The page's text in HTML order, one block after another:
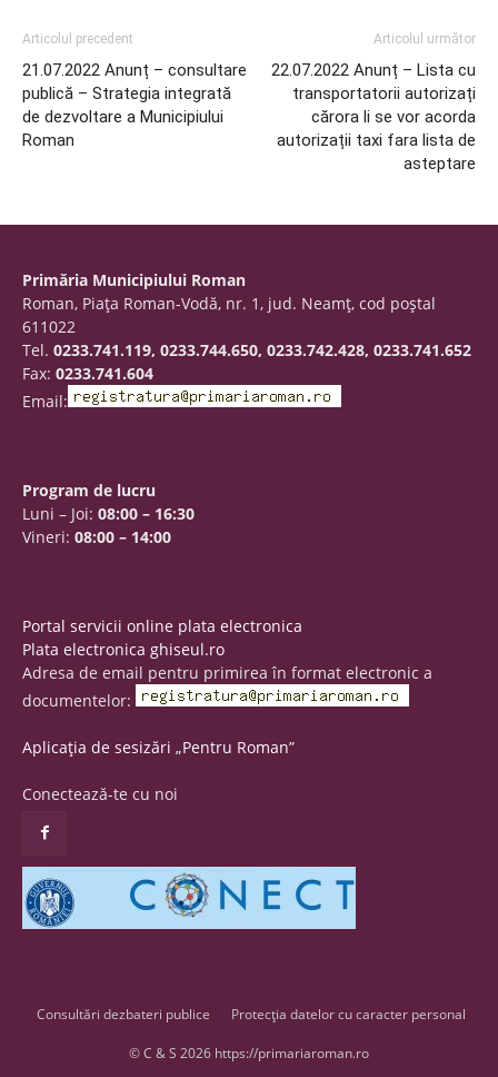
Articolul precedent
21.07.2022 Anunț – consultare
publică – Strategia integrată
de dezvoltare a Municipiului
Roman
Articolul următor
22.07.2022 Anunț – Lista cu
transportatorii autorizați
cărora li se vor acorda
autorizații taxi fara lista de
asteptare
Primăria Municipiului Roman
Roman, Piaţa Roman-Vodă, nr. 1, jud. Neamţ, cod poştal
611022
Tel. 0233.741.119, 0233.744.650, 0233.742.428, 0233.741.652
Fax: 0233.741.604
Email:
Program de lucru
Luni – Joi: 08:00 – 16:30
Vineri: 08:00 – 14:00
Portal servicii online plata electronica
Plata electronica ghiseul.ro
Adresa de email pentru primirea în format electronic a
documentelor:
Aplicația de sesizări „Pentru Roman”
Conectează-te cu noi
Consultări dezbateri publice Protecția datelor cu caracter personal
© C & S 2026 https://primariaroman.ro